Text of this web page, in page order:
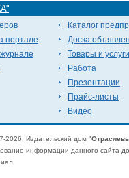
портале
Каталог
Доска
Товары и услуги
Работа
Презентации
Прайс-листы
Видео
2026. Издательский дом "
информации данного сайта